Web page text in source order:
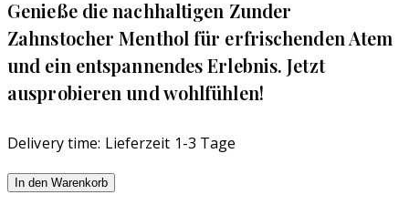
Genieße die nachhaltigen Zunder
Zahnstocher Menthol für erfrischenden Atem
und ein entspannendes Erlebnis. Jetzt
ausprobieren und wohlfühlen!
Delivery time: Lieferzeit 1-3 Tage
Zunder
In den Warenkorb